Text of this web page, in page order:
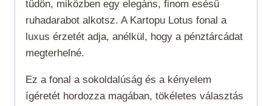
tűdön, miközben egy elegáns, finom esésű
ruhadarabot alkotsz. A Kartopu Lotus fonal a
luxus érzetét adja, anélkül, hogy a pénztárcádat
megterhelné.
Ez a fonal a sokoldalúság és a kényelem
ígéretét hordozza magában, tökéletes választás